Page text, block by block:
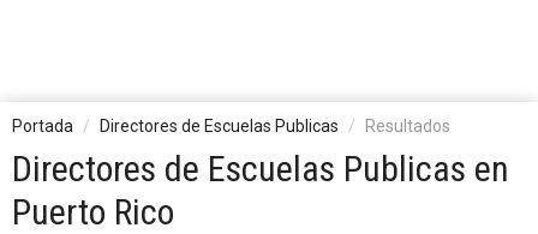
Portada Directores de Escuelas Publicas Resultados
Directores de Escuelas Publicas en
Puerto Rico